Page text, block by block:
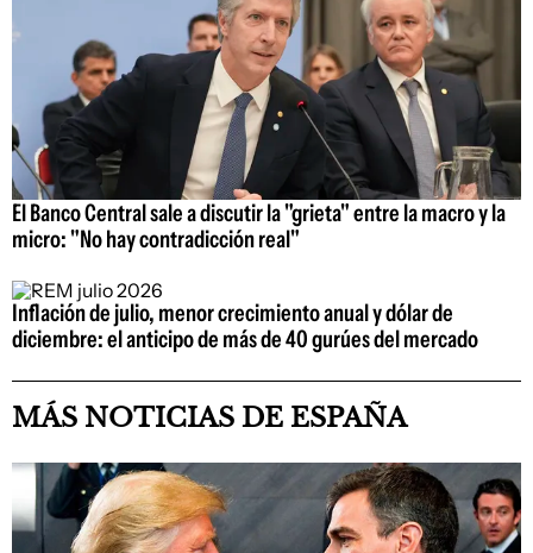
El Banco Central sale a discutir la "grieta" entre la macro y la
micro: "No hay contradicción real"
Inflación de julio, menor crecimiento anual y dólar de
diciembre: el anticipo de más de 40 gurúes del mercado
MÁS NOTICIAS DE ESPAÑA